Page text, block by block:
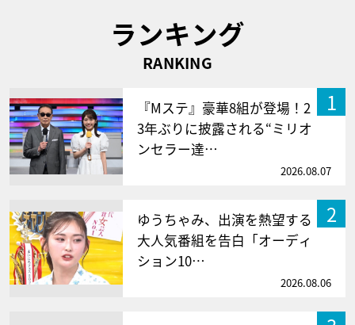
ランキング
RANKING
1
『Mステ』豪華8組が登場！2
3年ぶりに披露される“ミリオ
ンセラー達…
2026.08.07
2
ゆうちゃみ、出演を熱望する
大人気番組を告白「オーディ
ション10…
2026.08.06